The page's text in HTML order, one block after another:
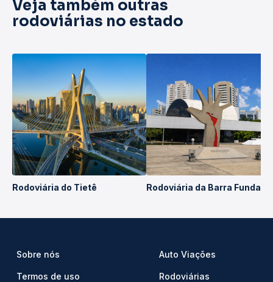
Veja também outras
rodoviárias no estado
Rodoviária do Tietê Rodoviária da Barra Funda
Sobre nós
Termos de uso
Auto Viações
Rodoviárias